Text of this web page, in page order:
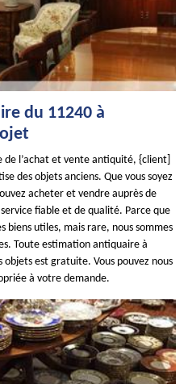
du 11240 à
l’achat et vente antiquité, {client]
des objets anciens. Que vous soyez
acheter et vendre auprès de
fiable et de qualité. Parce que
biens utiles, mais rare, nous sommes
Toute estimation antiquaire à
objets est gratuite. Vous pouvez nous
à votre demande.